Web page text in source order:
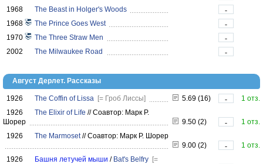
1968
The Beast in Holger's Woods
-
1968
The Prince Goes West
-
1970
The Three Straw Men
-
2002
The Milwaukee Road -
Август Дерлет. Рассказы
1926 The Coffin of Lissa [= Гроб Лиссы] 5.69 (16) -
1 отз.
1926
The Elixir of Life //Соавтор: Марк Р.
Шорер
9.50 (2) -
1 отз.
1926
The Marmoset //Соавтор: Марк Р. Шорер
9.00 (2)
-
1 отз.
1926
Башня летучей мыши / Bat's Belfry [=